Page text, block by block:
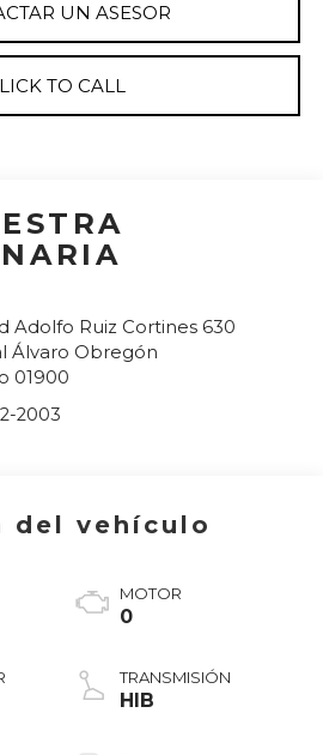
UN ASESOR
TO CALL
Adolfo Ruiz Cortines 630
Álvaro Obregón
01900
2003
del vehículo
MOTOR
0
TRANSMISIÓN
HIB